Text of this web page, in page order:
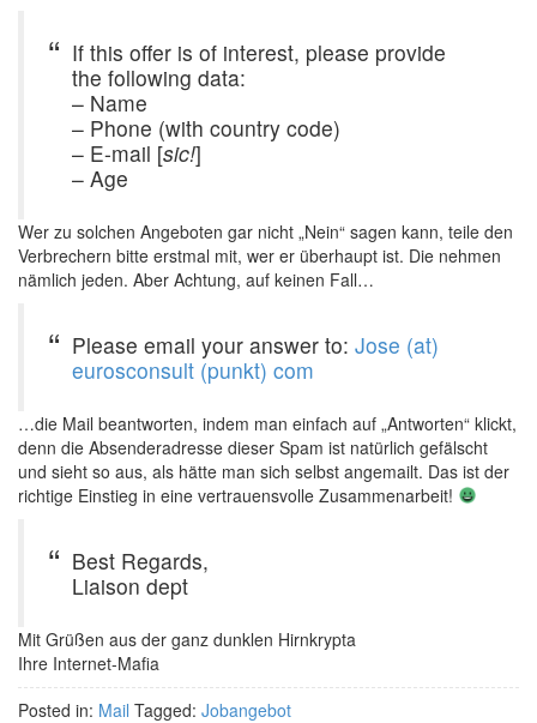
If this offer is of interest, please provide
the following data:
– Name
– Phone (with country code)
– E-mail [sic!]
– Age
Wer zu solchen Angeboten gar nicht „Nein“ sagen kann, teile den
Verbrechern bitte erstmal mit, wer er überhaupt ist. Die nehmen
nämlich jeden. Aber Achtung, auf keinen Fall…
Please email your answer to: Jose (at)
eurosconsult (punkt) com
…die Mail beantworten, indem man einfach auf „Antworten“ klickt,
denn die Absenderadresse dieser Spam ist natürlich gefälscht
und sieht so aus, als hätte man sich selbst angemailt. Das ist der
richtige Einstieg in eine vertrauensvolle Zusammenarbeit!
Best Regards,
Liaison dept
Mit Grüßen aus der ganz dunklen Hirnkrypta
Ihre Internet-Mafia
Posted in: Mail Tagged: Jobangebot